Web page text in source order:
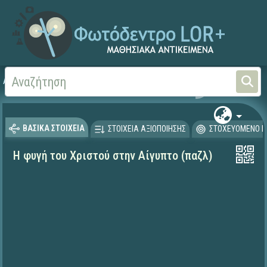
Αρχική Καινή
ΒΑΣΙΚΑ ΣΤΟΙΧΕΙΑ ΣΤΟΙΧΕΙΑ ΑΞΙΟΠΟΙΗΣΗΣ ΣΤΟΧΕΥΟΜΕΝΟ
Η φυγή του Χριστού στην Αίγυπτο (παζλ)